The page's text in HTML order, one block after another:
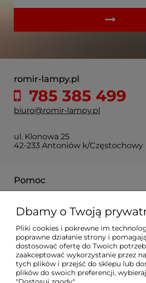
romir-lampy.pl
785 385 499
biuro@romir-lampy.pl
ul. Klonowa 25
42-233 Antoniów k/Częstochowy
Pomoc
Moje konto
Płatności i dostawa
Informacje
Dbamy o Twoją
Pliki cookies i pokrewne im
poprawne działanie strony i
dostosować ofertę do Twoich
zaakceptować wykorzystanie przez
tych plików i przejść do sklepu lub
plików do swoich preferencji,